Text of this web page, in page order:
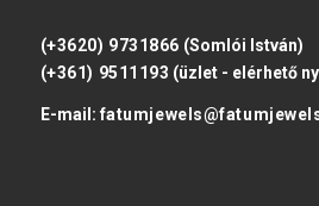
(+3620) 9731866 (Somlói István)
(+361) 9511193 (üzlet - elérhető
E-mail: